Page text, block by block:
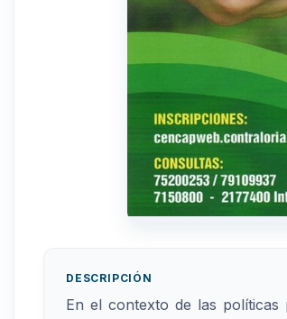
DESCRIPCIÓN
En el contexto de las políticas